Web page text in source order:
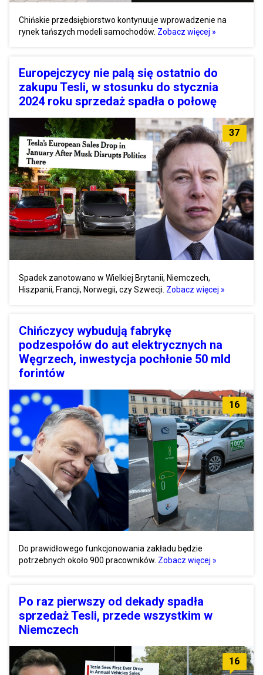
Chińskie przedsiębiorstwo kontynuuje wprowadzenie na
rynek tańszych modeli samochodów. Zobacz więcej »
Europejczycy nie palą się ostatnio do
zakupu Tesli, w stosunku do stycznia
2024 roku sprzedaż spadła o połowę
37
Spadek zanotowano w Wielkiej Brytanii, Niemczech,
Hiszpanii, Francji, Norwegii, czy Szwecji. Zobacz więcej »
Chińczycy wybudują fabrykę
podzespołów do aut elektrycznych na
Węgrzech, inwestycja pochłonie 50 mld
forintów
16
Do prawidłowego funkcjonowania zakładu będzie
potrzebnych około 900 pracowników. Zobacz więcej »
Po raz pierwszy od dekady spadła
sprzedaż Tesli, przede wszystkim w
Niemczech
16